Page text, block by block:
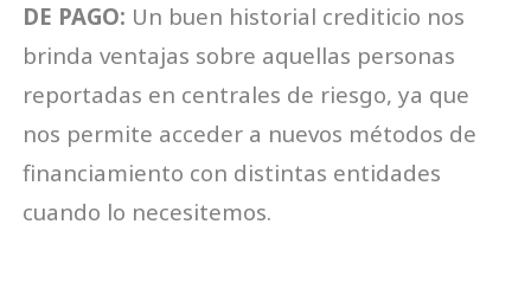
DE PAGO: Un buen historial crediticio nos
brinda ventajas sobre aquellas personas
reportadas en centrales de riesgo, ya que
nos permite acceder a nuevos métodos de
financiamiento con distintas entidades
cuando lo necesitemos.